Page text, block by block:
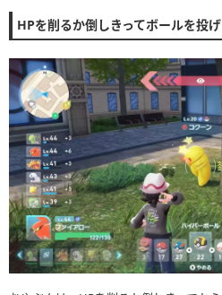
HPを削るか倒しきってボールを投